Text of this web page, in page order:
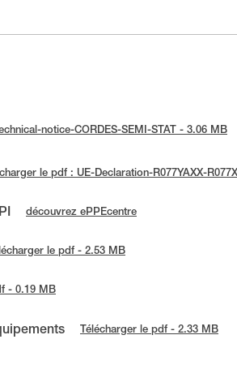
notice-CORDES-SEMI-STAT - 3.06 MB
le pdf : UE-Declaration-R077YAXX-
découvrez ePPEcentre
le pdf - 2.53 MB
- 0.19 MB
Télécharger le pdf - 2.33 MB